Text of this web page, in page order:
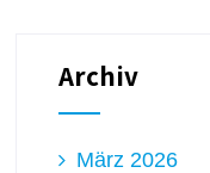
Archiv
März 2026